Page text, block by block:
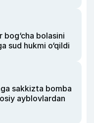
bog‘cha bolasini
sud hukmi o‘qildi
sakkizta bomba
ayblovlardan